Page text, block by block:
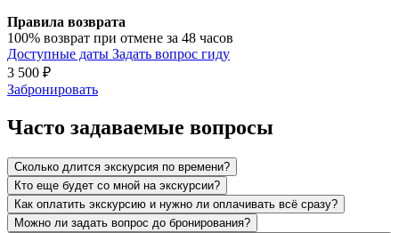
Правила возврата
100% возврат при отмене за 48 часов
Доступные даты Задать вопрос гиду
3 500 ₽
Забронировать
Часто задаваемые вопросы
Сколько длится экскурсия по времени?
Кто еще будет со мной на экскурсии?
Как оплатить экскурсию и нужно ли оплачивать всё сразу?
Можно ли задать вопрос до бронирования?